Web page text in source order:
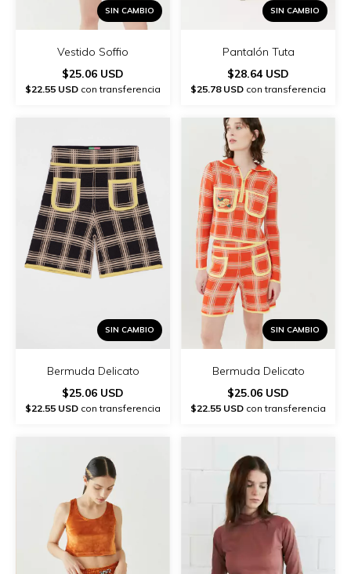
SIN CAMBIO
Vestido Soffio
$25.06 USD
$22.55 USD con transferencia
SIN CAMBIO
Pantalón Tuta
$28.64 USD
$25.78 USD con transferencia
SIN CAMBIO
Bermuda Delicato
$25.06 USD
$22.55 USD con transferencia
SIN CAMBIO
Bermuda Delicato
$25.06 USD
$22.55 USD con transferencia